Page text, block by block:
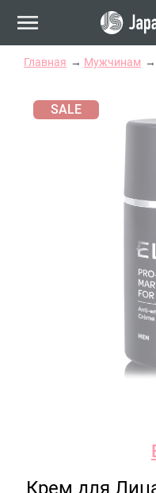
Главная Мужчинам
SALE
Крем для